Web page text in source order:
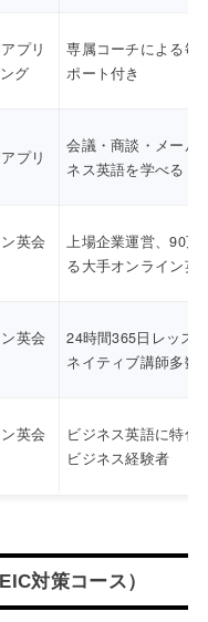
プリ
グ
専属コーチによる毎
ポート付き
プリ
会議・商談・メール
ネス英語を学べる
英会
上場企業運営、90万
る大手オンライン英
英会
24時間365日レッス
ネイティブ講師多数
英会
ビジネス英語に特化
ビジネス経験者
対策コース）